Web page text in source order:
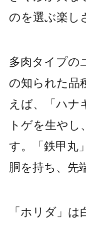
のを選ぶ楽し
多肉タイプの
の知られた品
えば、「ハナ
トゲを生や
す。「鉄甲丸
胴を持ち、先
「ホリダ」は